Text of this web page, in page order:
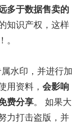
多于数据售卖的
知识产权，这样
水印，并进行加
用资料， 会影响
费分享。 如果大
力打击盗版，并